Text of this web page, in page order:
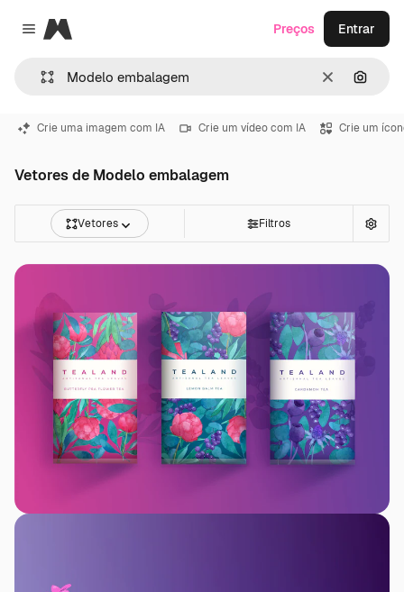
Close menu
Magnific
Limpar
Preços Entrar
Crie uma imagem com IA Crie um vídeo com IA Crie um
Vetores de Modelo embalagem
Vetores Filtros